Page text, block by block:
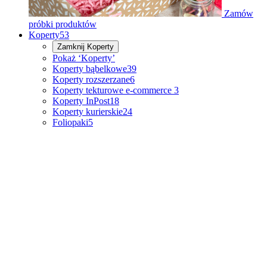
Zamów
próbki produktów
Koperty53
Zamknij Koperty
Pokaż ‘Koperty’
Koperty bąbelkowe39
Koperty rozszerzane6
Koperty tekturowe e-commerce 3
Koperty InPost18
Koperty kurierskie24
Foliopaki5